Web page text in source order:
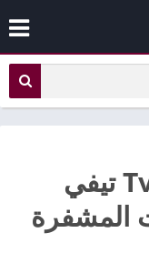
تحميل تطبيق Tv Slayer تيفي
المشفرة